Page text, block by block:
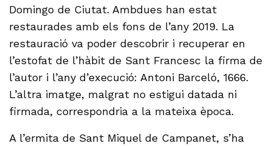
Domingo de Ciutat. Ambdues han estat
restaurades amb els fons de l’any 2019. La
restauració va poder descobrir i recuperar en
l’estofat de l’hàbit de Sant Francesc la firma de
l’autor i l’any d’execució: Antoni Barceló, 1666.
L’altra imatge, malgrat no estigui datada ni
firmada, correspondria a la mateixa època.
A l’ermita de Sant Miquel de Campanet, s’ha